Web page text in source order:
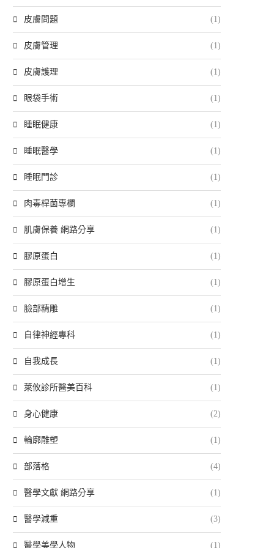
皮膚問題 (1)
皮膚管理 (1)
皮膚護理 (1)
眼袋手術 (1)
睡眠健康 (1)
睡眠醫學 (1)
睡眠門診 (1)
肉毒桿菌專欄 (1)
肌膚保養 網路分享 (1)
膠原蛋白 (1)
膠原蛋白增生 (1)
臉部精雕 (1)
自律神經專科 (1)
自我成長 (1)
萊攸診所醫美百科 (1)
身心健康 (2)
輪廓雕塑 (1)
部落格 (4)
醫學文獻 網路分享 (1)
醫學減重 (3)
醫學美學人物 (1)